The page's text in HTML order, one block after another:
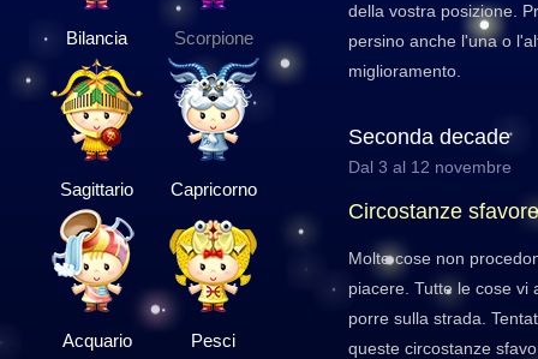
Bilancia Scorpione
Sagittario Capricorno
Acquario Pesci
della vostra posizione.
persino anche l'una o
miglioramento.
Seconda decade
Dal 3 al 12 novembre
Circostanze
Molte cose non
piacere. Tutte le cose vi
porre sulla strada.
queste circostanze